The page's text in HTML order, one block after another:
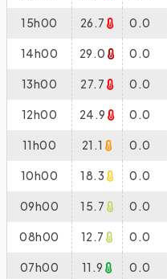
15h00 26.7 0.0
14h00 29.0 0.0
13h00 27.7 0.0
12h00 24.9 0.0
11h00 21.1 0.0
10h00 18.3 0.0
09h00 15.7 0.0
08h00 12.7 0.0
07h00 11.9 0.0